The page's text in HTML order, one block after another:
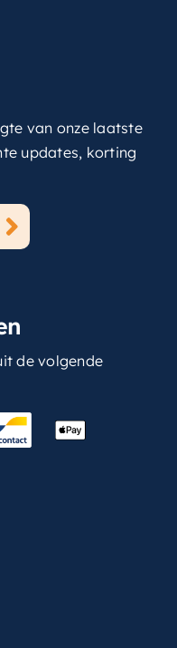
van onze laatste
updates, korting
de volgende